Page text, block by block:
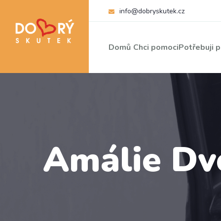
info@dobryskutek.cz
Domů Chci pomociPotřebuji
Amálie